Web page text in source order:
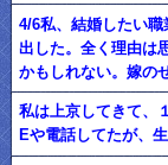
4/6私、結婚したい
出した。全く理由は
かもしれない。嫁の
私は上京してきて、
Eや電話してたが、